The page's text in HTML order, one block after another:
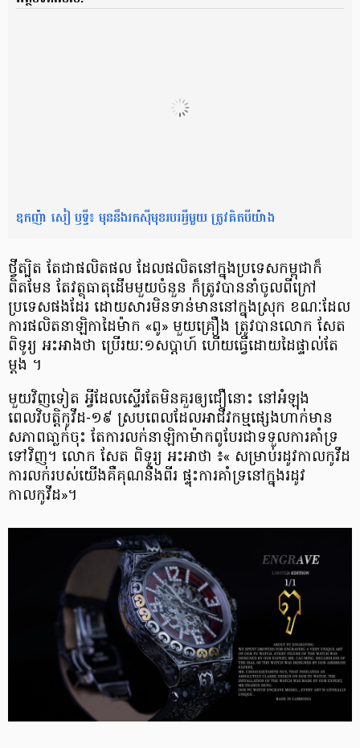
ឧកញ៉ា សៀ ឫទ្ធី៖ មុន​នឹង​រក​ស៊ី​មុខ​របរ​អ្វី​មួយ ត្រូវ​គិត​បី​យ៉ាង
ថ្វីត្បិត តែជាផលិតផល ដែលផលិត​នៅក្នុង​ប្រទេសកម្ពុជា​ក៏
ពិតមែន តែ​វត្ថុធាតុដើម​មួយ​ចំនួន ក៏ត្រូវបាន​នាំចូល​ពីក្រៅ
ប្រទេស​ផងដែរ ដោយសារ​មិនទាន់​មាន​នៅក្នុងស្រុក ខណៈដែល
ការផលិតនាឡិកាដៃ​ម៉ាក «​ពូ​» មួយគ្រឿង ត្រូវបាន​លោក សែត
ពិទូរ្យ អះអាងថា ប្រើរយៈ​១សប្តាហ៍ ហើយធ្វើដោយ​ដៃ​ផ្ទាល់តែ
ម្តង ។
មួយវិញទៀត អ្វីដែលស្ទើរតែមិនគួរឲ្យជឿនោះ នៅអំឡុង
ពេលវិបត្តិកូវីដ-១៩ ស្របពេលដែលអាជីវកម្មផ្សេងហាក់មាន
សភាពធា្លក់ចុះ តែការលក់នាឡិកាម៉ាកពូបែរជាទទួលការគាំទ្រ
ទៅវិញ។ លោក សែត ពិទូរ្យ អះអាថា ៖« សម្រាប់រដូវកាលកូវីដ
ការលក់របស់យើងគឺគុណនឹងពីរ ផ្ទុះការគាំទ្រនៅក្នុងរដូវ
កាលកូវីដ»។